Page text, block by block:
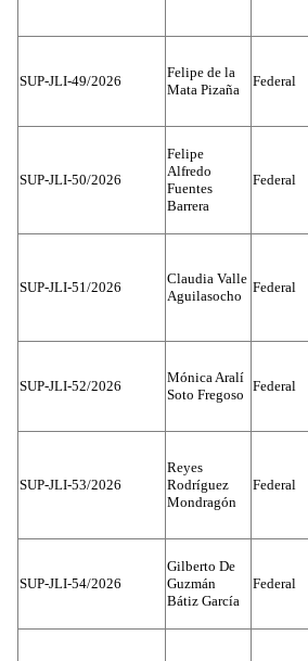
SUP-JLI-49/2026
Felipe de la
Mata Pizaña
Federal
SUP-JLI-50/2026
Felipe
Alfredo
Fuentes
Barrera
Federal
SUP-JLI-51/2026
Claudia Valle
Aguilasocho
Federal
SUP-JLI-52/2026
Mónica Aralí
Soto Fregoso
Federal
SUP-JLI-53/2026
Reyes
Rodríguez
Mondragón
Federal
SUP-JLI-54/2026
Gilberto De
Guzmán
Bátiz García
Federal